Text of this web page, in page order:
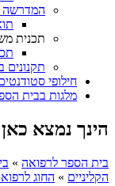
המדרשה
תכנית
תקנונים
חילופי
מלגות בבית
הינך נמצא כאן
בית הספר לרפואה »
הקליניים » החוג